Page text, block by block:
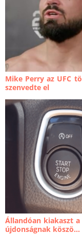
Mike Perry az UFC
szenvedte el
Állandóan kiakaszt a
újdonságnak köszö...